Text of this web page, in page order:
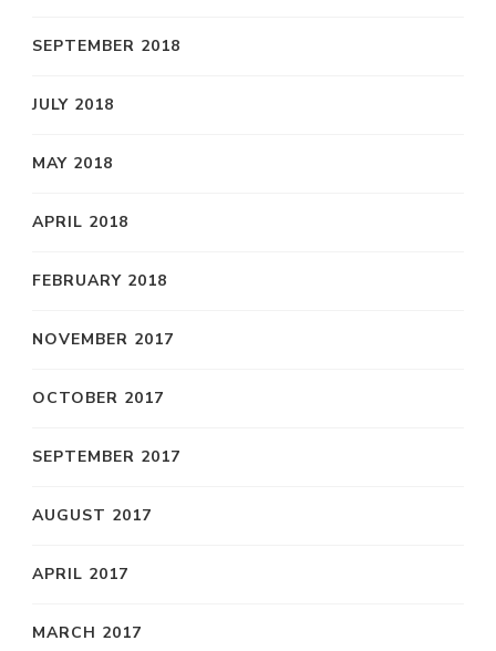
SEPTEMBER 2018
JULY 2018
MAY 2018
APRIL 2018
FEBRUARY 2018
NOVEMBER 2017
OCTOBER 2017
SEPTEMBER 2017
AUGUST 2017
APRIL 2017
MARCH 2017